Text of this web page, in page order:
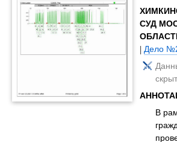
СУД
|Дело
В